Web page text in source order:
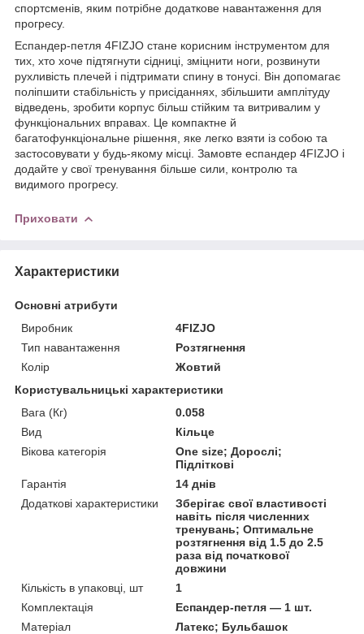
спортсменів, яким потрібне додаткове навантаження для
прогресу.
Еспандер-петля 4FIZJO стане корисним інструментом для
тих, хто хоче підтягнути сідниці, зміцнити ноги, розвинути
рухливість плечей і підтримати спину в тонусі. Він допомагає
поліпшити стабільність у присіданнях, збільшити амплітуду
відведень, зробити корпус більш стійким та витривалим у
функціональних вправах. Це компактне й
багатофункціональне рішення, яке легко взяти із собою та
застосовувати у будь-якому місці. Замовте еспандер 4FIZJO і
додайте у свої тренування більше сили, контролю та
видимого прогресу.
Приховати
Характеристики
Основні атрибути
Виробник
4FIZJO
Тип навантаження
Розтягнення
Колір
Жовтий
Користувальницькі характеристики
Вага (Кг)
0.058
Вид
Кільце
Вікова категорія
One size; Дорослі;
Підліткові
Гарантія
14 днів
Додаткові характеристики
Зберігає свої властивості
навіть після численних
тренувань; Оптимальне
розтягнення від 1.5 до 2.5
раза від початкової
довжини
Кількість в упаковці, шт
1
Комплектація
Еспандер-петля — 1 шт.
Матеріал
Латекс; Бульбашок